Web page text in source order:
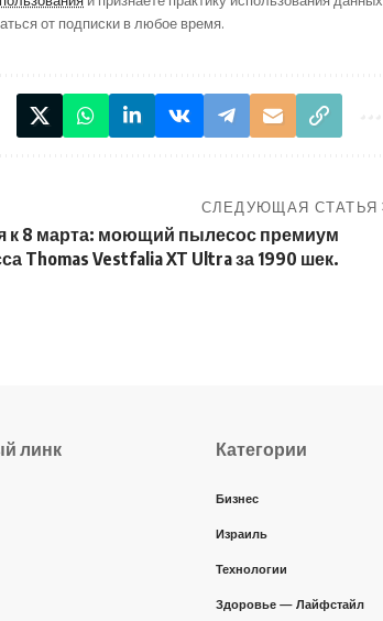
от подписки в любое время.
СЛЕДУЮЩАЯ СТАТЬЯ
к 8 марта: моющий пылесос премиум
Thomas Vestfalia XT Ultra за 1990 шек.
линк Категории
Бизнес
Израиль
Технологии
Здоровье — Лайфстайл